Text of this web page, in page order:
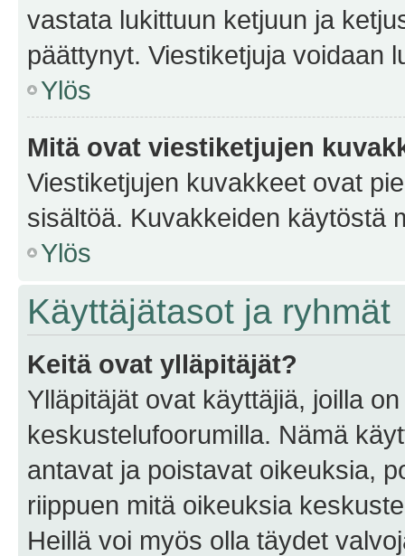
vastata lukittuun ketjuun ja
päättynyt. Viestiketjuja voidaan
Ylös
Mitä ovat viestiketjujen
Viestiketjujen kuvakkeet ovat
sisältöä. Kuvakkeiden käytöstä
Ylös
Käyttäjätasot ja ryhmät
Keitä ovat ylläpitäjät?
Ylläpitäjät ovat käyttäjiä, joilla
keskustelufoorumilla. Nämä
antavat ja poistavat oikeuksia,
riippuen mitä oikeuksia
Heillä voi myös olla täydet